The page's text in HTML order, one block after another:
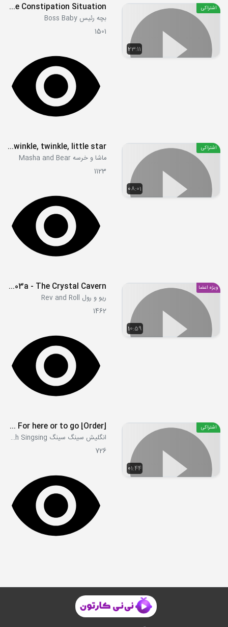
23:11
اشتراکی S01E06 - The Constipation Situation
بچه رئیس Boss Baby
1501
08:01
اشتراکی S03E18 - Twinkle, twinkle, little star
ماشا و خرسه Masha and Bear
1123
10:59
ویژه اعضا S1E03a - The Crystal Cavern
ریو و رول Rev and Roll
1462
01:44
اشتراکی [Order] May I take your order - Anything else - For here or to go
انگلیش سینگ سینگ English Singsing
726